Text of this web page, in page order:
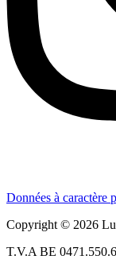
Données à caractère
Copyright © 2026
T.V.A BE